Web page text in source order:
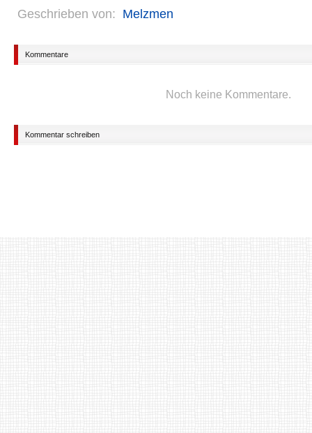
Geschrieben von: Melzmen
Kommentare
Noch keine Kommentare.
Kommentar schreiben